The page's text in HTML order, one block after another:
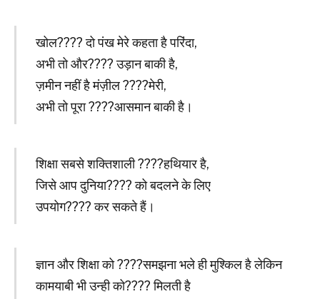
खोल???? दो पंख मेरे कहता है परिंदा,
अभी तो और???? उड़ान बाकी है,
ज़मीन नहीं है मंज़ील ????मेरी,
अभी तो पूरा ????आसमान बाकी है।
शिक्षा सबसे शक्तिशाली ????हथियार है,
जिसे आप दुनिया???? को बदलने के लिए
उपयोग???? कर सकते हैं।
ज्ञान और शिक्षा को ????समझना भले ही मुश्किल है लेकिन
कामयाबी भी उन्ही को???? मिलती है